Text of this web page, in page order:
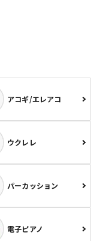
アコギ/エレアコ
ウクレレ
パーカッション
電子ピアノ